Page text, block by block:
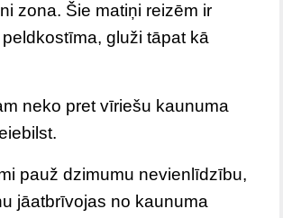
zona. Šie matiņi reizēm ir
gluži tāpat kā
neko pret vīriešu kaunuma
pauž dzimumu nevienlīdzību,
jāatbrīvojas no kaunuma